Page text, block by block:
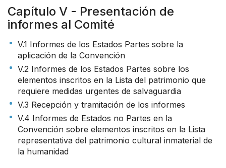
Capítulo V - Presentación de
informes al Comité
V.1 Informes de los Estados Partes sobre la
aplicación de la Convención
V.2 Informes de los Estados Partes sobre los
elementos inscritos en la Lista del patrimonio que
requiere medidas urgentes de salvaguardia
V.3 Recepción y tramitación de los informes
V.4 Informes de Estados no Partes en la
Convención sobre elementos inscritos en la Lista
representativa del patrimonio cultural inmaterial de
la humanidad